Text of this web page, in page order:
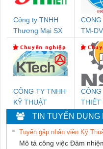
Công ty TNHH
Thương Mại SX
TM-
CÔNG TY TNHH
KỸ THUẬT
KTECH VIỆT
NAM
THIẾT
NAM
TIN TUYỂN DỤNG
Tuyển gấp nhân viên Kỹ
Mô tả công việc Đảm